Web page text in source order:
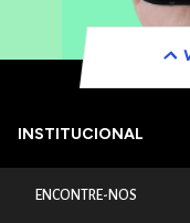
INSTITUCIONAL
ENCONTRE-NOS